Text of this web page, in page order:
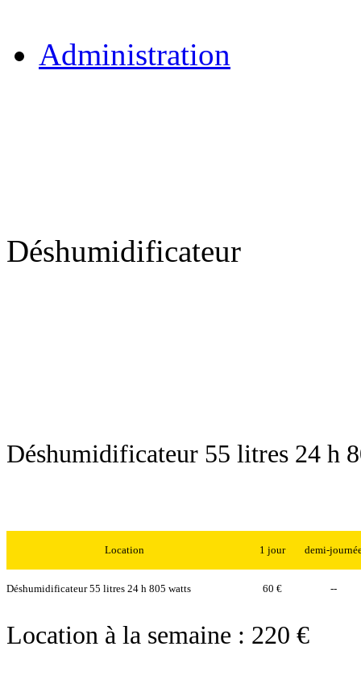
Administration
Déshumidificateur
Déshumidificateur 55 litres 24 h
Location 1 jour demi-
Déshumidificateur 55 litres 24 h 805 watts 60 € --
Location à la semaine : 220 €